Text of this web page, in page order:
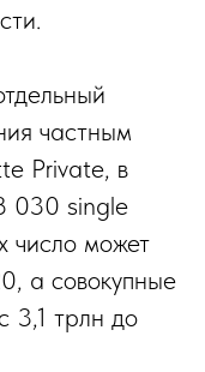
частным
Private, в
030 single
число может
а совокупные
3,1 трлн до